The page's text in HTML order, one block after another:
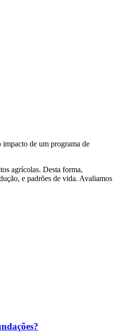
impacto de um programa de
agrícolas. Desta forma,
e padrões de vida. Avaliamos